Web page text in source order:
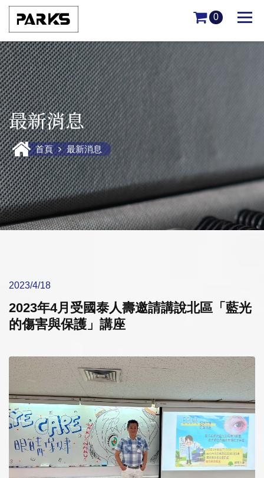
0
最新消息
首頁 最新消息
2023/4/18
2023年4月受國泰人壽邀請講說北區「藍光
的傷害與保護」講座